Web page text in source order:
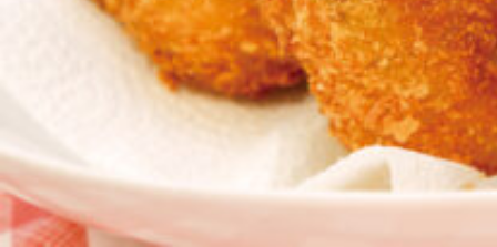
おすすめの映画
誠光社で選びました。
おすすめの本
紹介します。
おすすめのイベント